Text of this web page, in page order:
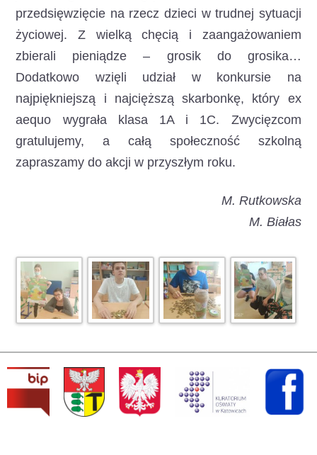
przedsięwzięcie na rzecz dzieci w trudnej sytuacji
życiowej. Z wielką chęcią i zaangażowaniem
zbierali pieniądze – grosik do grosika…
Dodatkowo wzięli udział w konkursie na
najpiękniejszą i najcięższą skarbonkę, który ex
aequo wygrała klasa 1A i 1C. Zwycięzcom
gratulujemy, a całą społeczność szkolną
zapraszamy do akcji w przyszłym roku.
M. Rutkowska
M. Białas